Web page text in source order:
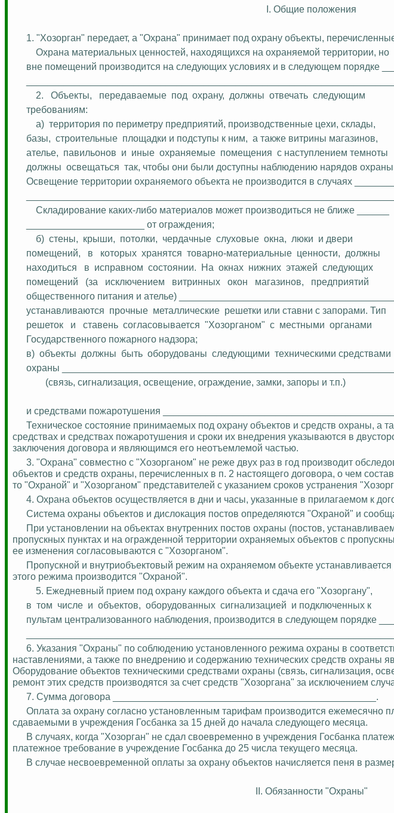
I. Общие положения
1. "Хозорган" передает, а "Охрана" принимает под охрану объекты,
Охрана материальных ценностей, находящихся на охраняемой территории, но
вне помещений производится на следующих условиях и в следующем порядке
2.
Объекты, передаваемые под охрану, должны отвечать следующим
требованиям:
а) территория по периметру предприятий, производственные цехи, склады,
базы,
строительные площадки и подступы к ним,
а также витрины магазинов,
ателье,
павильонов и иные охраняемые помещения с наступлением темноты
должны освещаться так, чтобы они были доступны наблюдению нарядов охраны.
Освещение территории охраняемого объекта не производится в случаях ________
Складирование каких-либо материалов может производиться не ближе ______
______________________ от ограждения;
б) стены, крыши, потолки, чердачные слуховые окна, люки и двери
помещений,
в которых хранятся товарно-материальные ценности,
должны
находиться
в исправном состоянии. На окнах нижних этажей следующих
помещений
(за исключением витринных окон магазинов,
предприятий
общественного питания и ателье)
устанавливаются прочные металлические решетки или ставни с запорами. Тип
решеток
и ставень согласовывается "Хозорганом" с местными органами
Государственного пожарного надзора;
в) объекты должны быть оборудованы следующими техническими средствами
охраны
(связь, сигнализация, освещение, ограждение, замки, запоры и т.п.)
и средствами пожаротушения
Техническое состояние принимаемых под охрану объектов и средств охраны, а
средствах и средствах пожаротушения и сроки их внедрения указываются в
заключения договора и являющимся его неотъемлемой частью.
3. "Охрана" совместно с "Хозорганом" не реже двух раз в год производит
объектов и средств охраны, перечисленных в п. 2 настоящего договора, о чем
то "Охраной" и "Хозорганом" представителей с указанием сроков устранения
4. Охрана объектов осуществляется в дни и часы, указанные в прилагаемом к
Система охраны объектов и дислокация постов определяются "Охраной" и
При установлении на объектах внутренних постов охраны (постов,
пропускных пунктах и на огражденной территории охраняемых объектов с
ее изменения согласовываются с "Хозорганом".
Пропускной и внутриобъектовый режим на охраняемом объекте
этого режима производится "Охраной".
5. Ежедневный прием под охрану каждого объекта и сдача его "Хозоргану",
в том числе и объектов, оборудованных сигнализацией и подключенных к
пультам централизованного наблюдения, производится в следующем порядке
6. Указания "Охраны" по соблюдению установленного режима охраны в
наставлениями, а также по внедрению и содержанию технических средств охраны
Оборудование объектов техническими средствами охраны (связь, сигнализация,
ремонт этих средств производятся за счет средств "Хозоргана" за исключением
7. Сумма договора _________________________________________________.
Оплата за охрану согласно установленным тарифам производится ежемесячно
сдаваемыми в учреждения Госбанка за 15 дней до начала следующего месяца.
В случаях, когда "Хозорган" не сдал своевременно в учреждения Госбанка
платежное требование в учреждение Госбанка до 25 числа текущего месяца.
В случае несвоевременной оплаты за охрану объектов начисляется пеня в
II. Обязанности "Охраны"